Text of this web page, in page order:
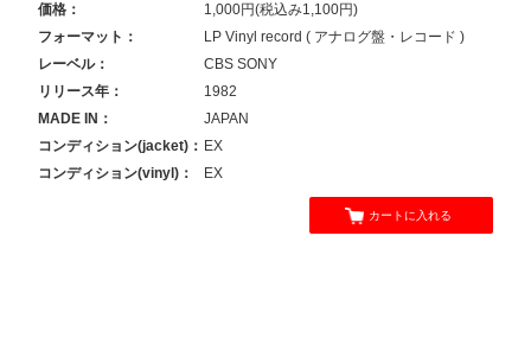
価格：
1,000円(税込み1,100円)
フォーマット：
LP Vinyl record ( アナログ盤・レコード )
レーベル：
CBS SONY
リリース年：
1982
MADE IN：
JAPAN
コンディション(jacket)： EX
コンディション(vinyl)：
EX
カートに入れる